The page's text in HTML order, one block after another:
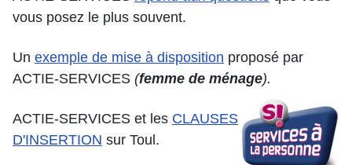
vous posez le plus souvent.
Un exemple de mise à disposition proposé par
ACTIE-SERVICES (femme de ménage).
ACTIE-SERVICES et les CLAUSES
D'INSERTION sur Toul.